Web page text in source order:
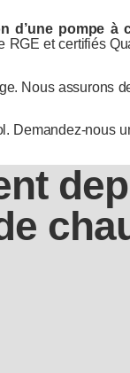
d’une pompe à
RGE et certifiés
Nous assurons
Demandez-nous